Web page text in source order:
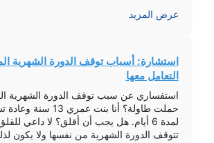
عرض المزيد
استشارة: أسباب توقف الدورة الشهرية
التعامل معها
استفساري عن سبب توقف الدورة الشهرية
حملت طاولة؟ أنا بنت
لمدة 6 أيام. هل يجب أن أقلق؟ لا داعي
تتوقف الدورة الشهرية من نفسها ولا يكون